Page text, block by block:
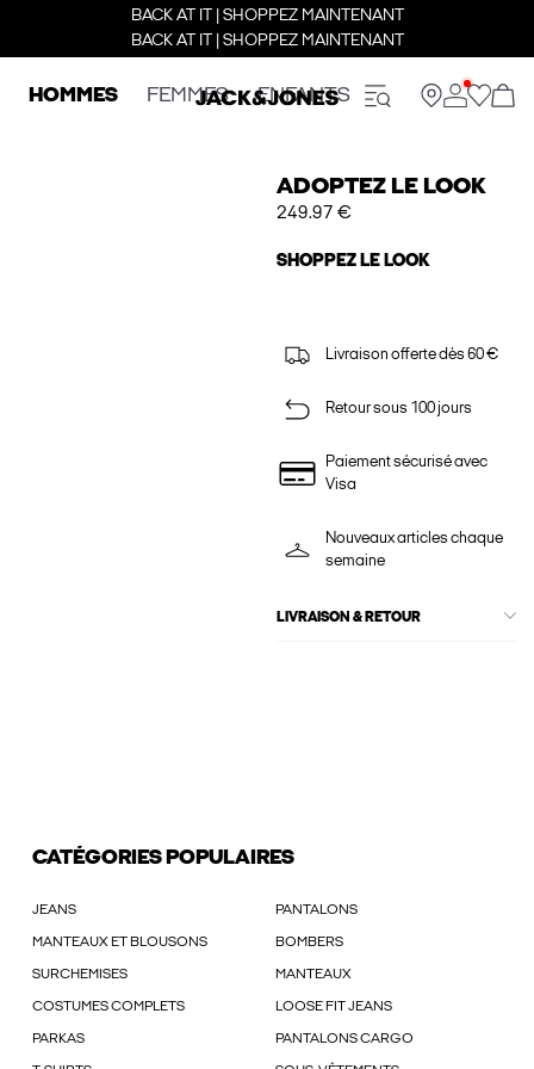
BACK AT IT | SHOPPEZ MAINTENANT
BACK AT IT | SHOPPEZ MAINTENANT
HOMMES FEMMES ENFANTS
ADOPTEZ LE LOOK
249.97 €
SHOPPEZ LE LOOK
Livraison offerte dès 60 €
Retour sous 100 jours
Paiement sécurisé avec
Visa
Nouveaux articles chaque
semaine
LIVRAISON & RETOUR
CATÉGORIES POPULAIRES
JEANS PANTALONS
MANTEAUX ET BLOUSONS BOMBERS
SURCHEMISES MANTEAUX
COSTUMES COMPLETS LOOSE FIT JEANS
PARKAS PANTALONS CARGO